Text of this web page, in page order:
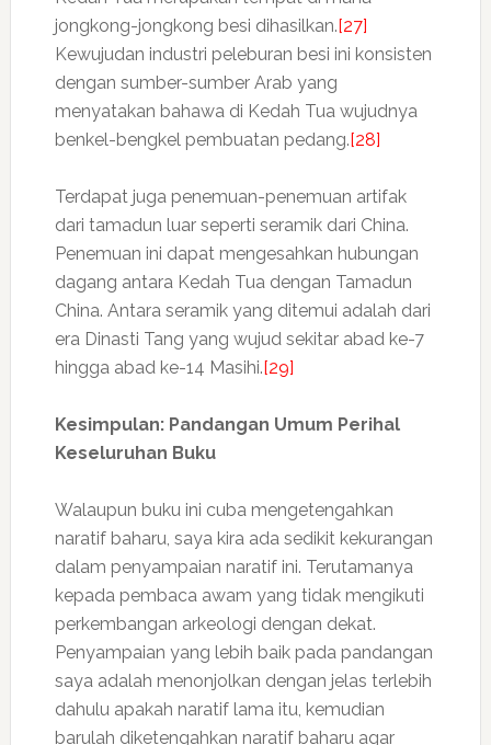
jongkong-jongkong besi dihasilkan.[27]
Kewujudan industri peleburan besi ini konsisten
dengan sumber-sumber Arab yang
menyatakan bahawa di Kedah Tua wujudnya
benkel-bengkel pembuatan pedang.[28]
Terdapat juga penemuan-penemuan artifak
dari tamadun luar seperti seramik dari China.
Penemuan ini dapat mengesahkan hubungan
dagang antara Kedah Tua dengan Tamadun
China. Antara seramik yang ditemui adalah dari
era Dinasti Tang yang wujud sekitar abad ke-7
hingga abad ke-14 Masihi.[29]
Kesimpulan: Pandangan Umum Perihal
Keseluruhan Buku
Walaupun buku ini cuba mengetengahkan
naratif baharu, saya kira ada sedikit kekurangan
dalam penyampaian naratif ini. Terutamanya
kepada pembaca awam yang tidak mengikuti
perkembangan arkeologi dengan dekat.
Penyampaian yang lebih baik pada pandangan
saya adalah menonjolkan dengan jelas terlebih
dahulu apakah naratif lama itu, kemudian
barulah diketengahkan naratif baharu agar